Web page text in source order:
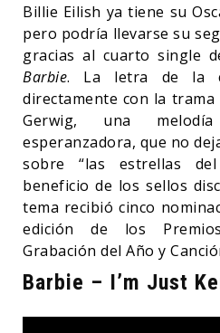
Billie Eilish ya tiene su
pero podría llevarse su
gracias al cuarto single
Barbie. La letra de la
directamente con la
Gerwig, una
esperanzadora, que no
sobre “las estrellas del
beneficio de los sellos
tema recibió cinco
edición de los
Grabación del Año y
Barbie – I’m Just